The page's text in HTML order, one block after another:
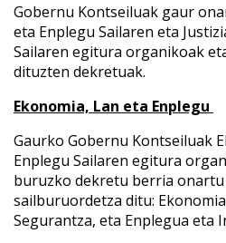
Gobernu Kontseiluak gaur
eta Enplegu Sailaren eta
Sailaren egitura organikoak
dituzten dekretuak.
Ekonomia, Lan eta Enplegu
Gaurko Gobernu Kontseiluak
Enplegu Sailaren egitura
buruzko dekretu berria onartu
sailburuordetza ditu:
Segurantza, eta Enplegua eta